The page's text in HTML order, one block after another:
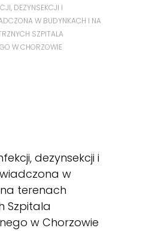
DEZYNSEKCJI I
W BUDYNKACH I NA
SZPITALA
W CHORZOWIE
dezynsekcji i
w
terenach
Szpitala
w Chorzowie